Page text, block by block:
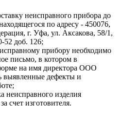
неисправного прибора до
по адресу - 450076,
г. Уфа, ул. Аксакова, 58/1,
52 доб. 126;
прибору необходимо
письмо, в котором в
на имя директора ООО
выявленные дефекты и
неисправного изделия
счет изготовителя.